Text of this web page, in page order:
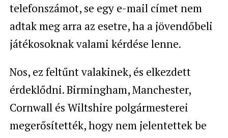
telefonszámot, se egy e-mail címet nem
adtak meg arra az esetre, ha a jövendőbeli
játékosoknak valami kérdése lenne.
Nos, ez feltűnt valakinek, és elkezdett
érdeklődni. Birmingham, Manchester,
Cornwall és Wiltshire polgármesterei
megerősítették, hogy nem jelentettek be